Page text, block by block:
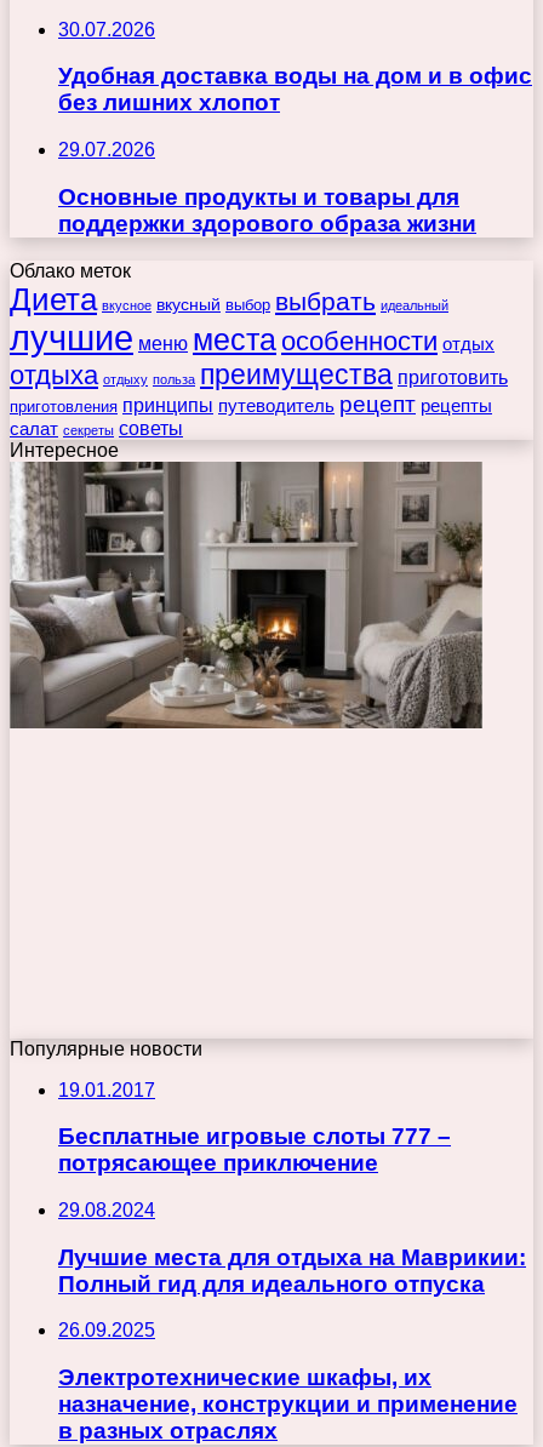
30.07.2026
Удобная доставка воды на дом и в офис
без лишних хлопот
29.07.2026
Основные продукты и товары для
поддержки здорового образа жизни
Облако меток
Диета вкусное вкусный выбор выбрать идеальный
лучшие меню места особенности отдых
отдыха отдыху польза преимущества приготовить
приготовления принципы путеводитель рецепт рецепты
салат секреты советы
Интересное
Популярные новости
19.01.2017
Бесплатные игровые слоты 777 –
потрясающее приключение
29.08.2024
Лучшие места для отдыха на Маврикии:
Полный гид для идеального отпуска
26.09.2025
Электротехнические шкафы, их
назначение, конструкции и применение
в разных отраслях